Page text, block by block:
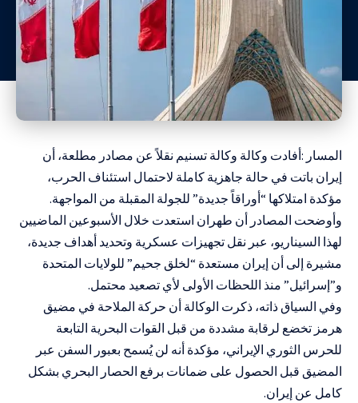
المسار :أفادت وكالة وكالة تسنيم نقلاً عن مصادر مطلعة، أن
إيران باتت في حالة جاهزية كاملة لاحتمال استئناف الحرب،
مؤكدة امتلاكها “أوراقاً جديدة” للجولة المقبلة من المواجهة.
وأوضحت المصادر أن طهران استعدت خلال الأسبوعين الماضيين
لهذا السيناريو، عبر نقل تجهيزات عسكرية وتحديد أهداف جديدة،
مشيرة إلى أن إيران مستعدة “لخلق جحيم” للولايات المتحدة
و”إسرائيل” منذ اللحظات الأولى لأي تصعيد محتمل.
وفي السياق ذاته، ذكرت الوكالة أن حركة الملاحة في مضيق
هرمز تخضع لرقابة مشددة من قبل القوات البحرية التابعة
للحرس الثوري الإيراني، مؤكدة أنه لن يُسمح بعبور السفن عبر
المضيق قبل الحصول على ضمانات برفع الحصار البحري بشكل
كامل عن إيران.